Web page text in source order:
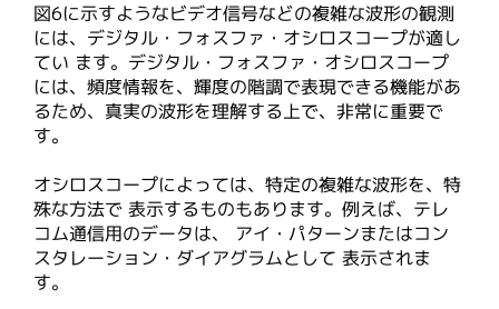
図6に示すようなビデオ信号などの複雑な波形の観測
には、デジタル・フォスファ・オシロスコープが適し
てい ます。デジタル・フォスファ・オシロスコープ
には、頻度情報を、輝度の階調で表現できる機能があ
るため、真実の波形を理解する上で、非常に重要で
す。
オシロスコープによっては、特定の複雑な波形を、特
殊な方法で 表示するものもあります。例えば、テレ
コム通信用のデータは、 アイ・パターンまたはコン
スタレーション・ダイアグラムとして 表示されま
す。